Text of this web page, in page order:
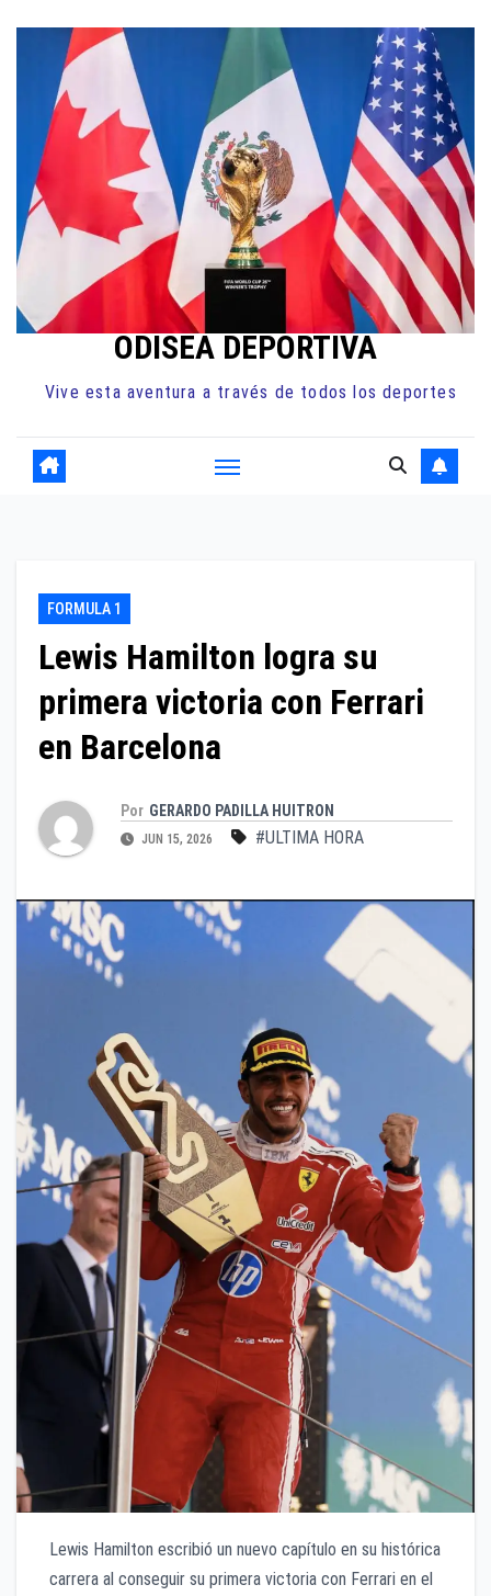
contenido
ODISEA DEPORTIVA
Vive esta aventura a través de todos los deportes
FORMULA 1
Lewis Hamilton logra su
primera victoria con Ferrari
en Barcelona
Por GERARDO PADILLA HUITRON
JUN 15, 2026 #ULTIMA HORA
Lewis Hamilton escribió un nuevo capítulo en su histórica
carrera al conseguir su primera victoria con Ferrari en el